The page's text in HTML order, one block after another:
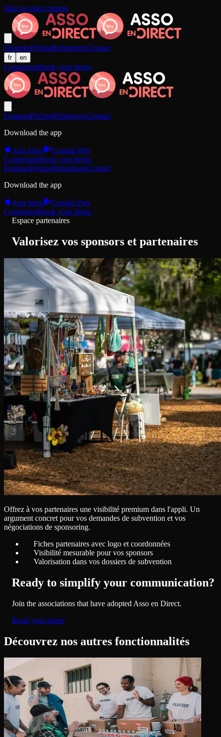
Skip to main content
FeaturesPricingReferencesContact
fr en
ConnexionBook your demo
FeaturesPricingReferencesContact
Download the app
App Store
Google Play
ConnexionBook your demo
FeaturesPricingReferencesContact
Download the app
App Store
Google Play
ConnexionBook your demo
Espace partenaires
Valorisez vos sponsors et partenaires
Offrez à vos partenaires une visibilité premium dans l'appli. Un
argument concret pour vos demandes de subvention et vos
négociations de sponsoring.
Fiches partenaires avec logo et coordonnées
Visibilité mesurable pour vos sponsors
Valorisation dans vos dossiers de subvention
Ready to simplify your communication?
Join the associations that have adopted Asso en Direct.
Book your demo
Découvrez nos autres fonctionnalités